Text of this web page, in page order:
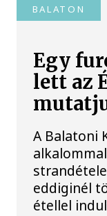
BALATON
Egy
lett az
A Balatoni
eddiginél
étellel